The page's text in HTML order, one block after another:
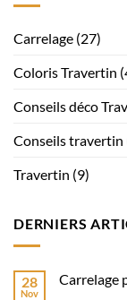
Carrelage (27)
Coloris Travertin
Conseils déco
Conseils travertin
Travertin (9)
DERNIERS
28
Nov
Carrelage